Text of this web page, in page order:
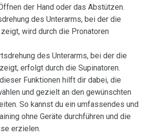
der Hand oder das Abstützen.
des Unterarms, bei der die
wird durch die Pronatoren
des Unterarms, bei der die
erfolgt durch die Supinatoren.
Funktionen hilft dir dabei, die
und gezielt an den gewünschten
So kannst du ein umfassendes und
ohne Geräte durchführen und die
erzielen.